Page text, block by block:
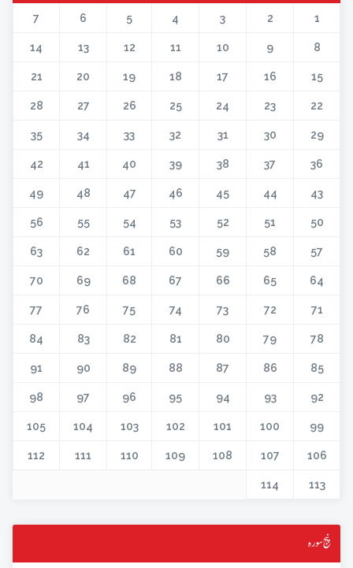
1
2
3
4
5
6
7
8
9
10
11
12
13
14
15
16
17
18
19
20
21
22
23
24
25
26
27
28
29
30
31
32
33
34
35
36
37
38
39
40
41
42
43
44
45
46
47
48
49
50
51
52
53
54
55
56
57
58
59
60
61
62
63
64
65
66
67
68
69
70
71
72
73
74
75
76
77
78
79
80
81
82
83
84
85
86
87
88
89
90
91
92
93
94
95
96
97
98
99
100
101
102
103
104
105
106
107
108
109
110
111
112
113
114
پنج سورہ